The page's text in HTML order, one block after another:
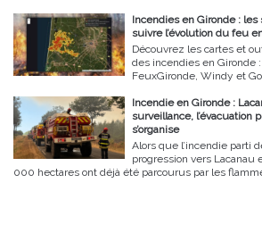
Incendies en Gironde : les
suivre l’évolution du feu
Découvrez les cartes et
des incendies en Gironde :
FeuxGironde, Windy et
Incendie en Gironde :
surveillance, l’évacuation
s’organise
Alors que l’incendie parti
progression vers Lacanau
000 hectares ont déjà été parcourus par les